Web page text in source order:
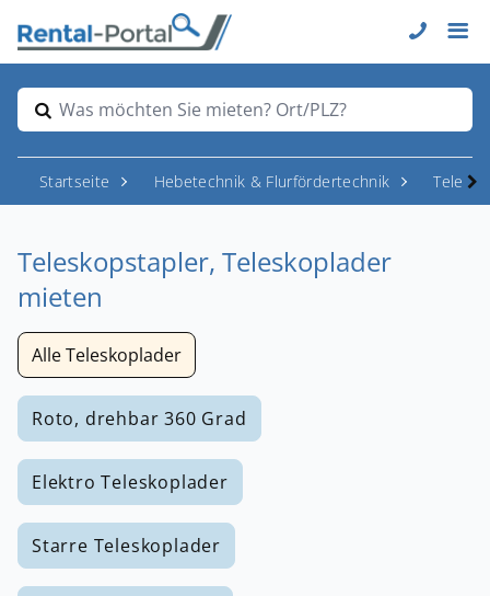
Was möchten Sie mieten? Ort/PLZ?
Startseite Hebetechnik & Flurfördertechnik
Teleskopstapler, Teleskoplader
mieten
Alle Teleskoplader
Roto, drehbar 360 Grad
Elektro Teleskoplader
Starre Teleskoplader